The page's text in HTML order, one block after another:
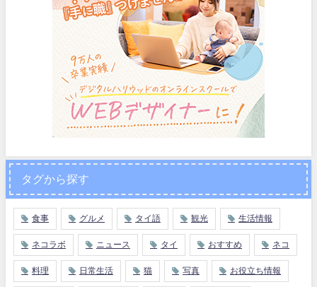
タグから探す
食事 グルメ タイ語 観光 生活情報
ネコラボ ニュース タイ おすすめ ネコ
料理 日常生活 猫 写真 お役立ち情報